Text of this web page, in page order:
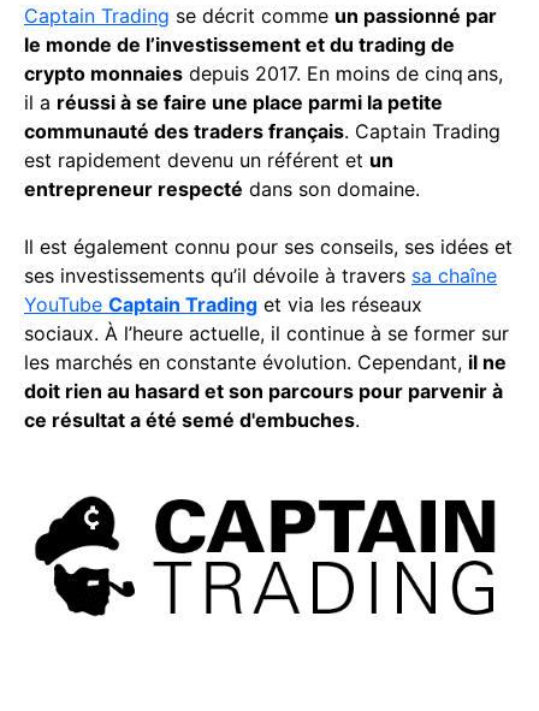
Captain Trading se décrit comme un passionné par
le monde de l’investissement et du trading de
crypto monnaies depuis 2017. En moins de cinq ans,
il a réussi à se faire une place parmi la petite
communauté des traders français. Captain Trading
est rapidement devenu un référent et un
entrepreneur respecté dans son domaine.
Il est également connu pour ses conseils, ses idées et
ses investissements qu’il dévoile à travers sa chaîne
YouTube Captain Trading et via les réseaux
sociaux. À l’heure actuelle, il continue à se former sur
les marchés en constante évolution. Cependant, il ne
doit rien au hasard et son parcours pour parvenir à
ce résultat a été semé d'embuches.